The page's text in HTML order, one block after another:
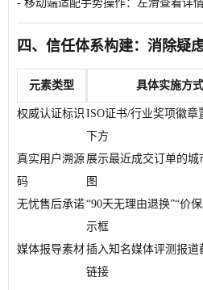
- 移动端适配手势操作：左滑查看详
四、信任体系构建：消除疑
元素类型 具体实施方式
权威认证标识 ISO证书/行业奖项徽章
下方
真实用户溯源
码
展示最近成交订单的城
图
无忧售后承诺“90天无理由退换”“价
示框
媒体报导素材插入知名媒体评测报道
链接